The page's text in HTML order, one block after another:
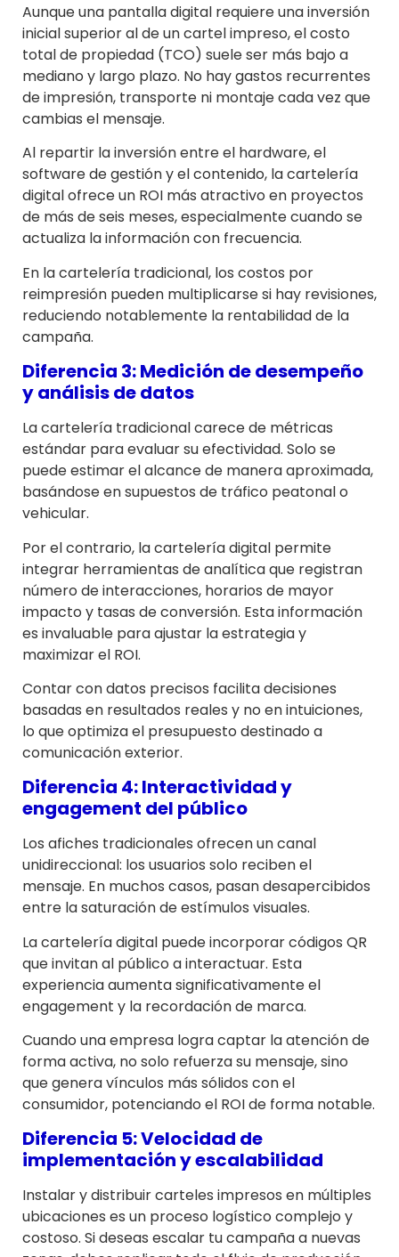
Aunque una pantalla digital requiere una inversión
inicial superior al de un cartel impreso, el costo
total de propiedad (TCO) suele ser más bajo a
mediano y largo plazo. No hay gastos recurrentes
de impresión, transporte ni montaje cada vez que
cambias el mensaje.
Al repartir la inversión entre el hardware, el
software de gestión y el contenido, la cartelería
digital ofrece un ROI más atractivo en proyectos
de más de seis meses, especialmente cuando se
actualiza la información con frecuencia.
En la cartelería tradicional, los costos por
reimpresión pueden multiplicarse si hay revisiones,
reduciendo notablemente la rentabilidad de la
campaña.
Diferencia 3: Medición de desempeño
y análisis de datos
La cartelería tradicional carece de métricas
estándar para evaluar su efectividad. Solo se
puede estimar el alcance de manera aproximada,
basándose en supuestos de tráfico peatonal o
vehicular.
Por el contrario, la cartelería digital permite
integrar herramientas de analítica que registran
número de interacciones, horarios de mayor
impacto y tasas de conversión. Esta información
es invaluable para ajustar la estrategia y
maximizar el ROI.
Contar con datos precisos facilita decisiones
basadas en resultados reales y no en intuiciones,
lo que optimiza el presupuesto destinado a
comunicación exterior.
Diferencia 4: Interactividad y
engagement del público
Los afiches tradicionales ofrecen un canal
unidireccional: los usuarios solo reciben el
mensaje. En muchos casos, pasan desapercibidos
entre la saturación de estímulos visuales.
La cartelería digital puede incorporar códigos QR
que invitan al público a interactuar. Esta
experiencia aumenta significativamente el
engagement y la recordación de marca.
Cuando una empresa logra captar la atención de
forma activa, no solo refuerza su mensaje, sino
que genera vínculos más sólidos con el
consumidor, potenciando el ROI de forma notable.
Diferencia 5: Velocidad de
implementación y escalabilidad
Instalar y distribuir carteles impresos en múltiples
ubicaciones es un proceso logístico complejo y
costoso. Si deseas escalar tu campaña a nuevas